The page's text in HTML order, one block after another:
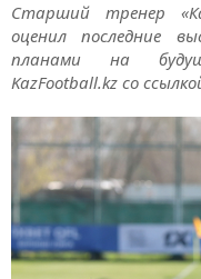
Старший тренер
оценил последние
планами на
KazFootball.kz со